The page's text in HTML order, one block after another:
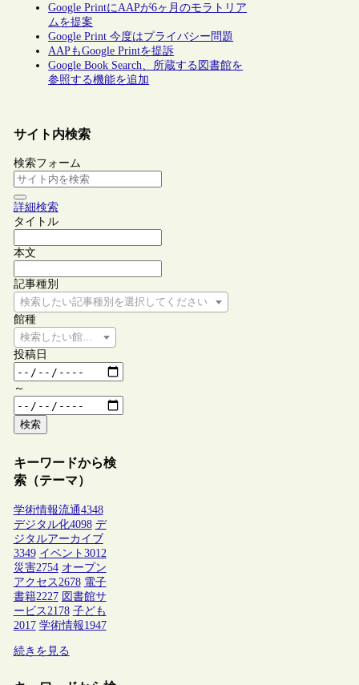
Google PrintにAAPが6ヶ月のモラトリア
ムを提案
Google Print 今度はプライバシー問題
AAPもGoogle Printを提訴
Google Book Search、所蔵する図書館を
参照する機能を追加
サイト内検索
検索フォーム
詳細検索
タイトル
本文
記事種別
検索したい記事種別を選択してください
館種
検索したい館種を選択してください
投稿日
～
検索
キーワードから検
索（テーマ）
学術情報流通4348
デジタル化4098 デ
ジタルアーカイブ
3349 イベント 3012
災害2754 オープン
アクセス 2678 電子
書籍2227 図書館サ
ービス 2178 子ども
2017 学術情報1947
続きを見る